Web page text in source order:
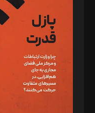
تحریریه‌: مجتبی محمود‌ی،
مصطفی مسجدی آرانی،
رستمی،مصطفی باستان
ویرایش: نگار استاد‌‌آقا
طراح یونیفرم: مجید توکلی
فیلمبرداری و عکاسی: امیر
گرافیک و صفحه‌آرایی:
مد‌یر توسعه تجاری: کامبیز برید‌